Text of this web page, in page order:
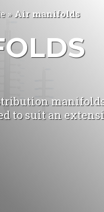
» Air manifolds
to suit an